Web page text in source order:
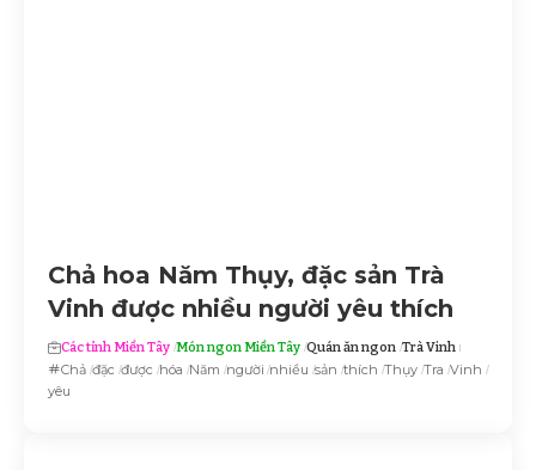
Chả hoa Năm Thụy, đặc sản Trà
Vinh được nhiều người yêu thích
Các tỉnh Miền Tây Món ngon Miền Tây Quán ăn ngon Trà Vinh
Chả đặc được hóa Năm người nhiều sản thích Thụy Tra Vinh
yêu